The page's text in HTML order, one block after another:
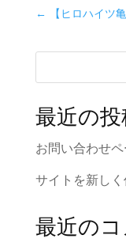
←
【ヒロハイツ
最近の投
お問い合わせ
サイトを新しく
最近のコ